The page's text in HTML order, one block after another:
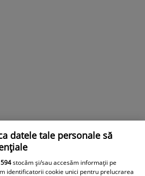
a botezat fiica în reședința lui
au fost prezente la Mar-a-
datele tale personale să
594stocăm și/sau accesăm informații pe
identificatorii cookie unici pentru prelucrarea